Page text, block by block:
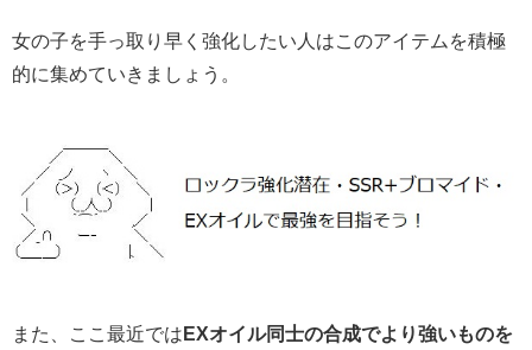
女の子を手っ取り早く強化したい人はこのアイテムを積極
的に集めていきましょう。
また、ここ最近では EXオイル同士の合成でより強いものを